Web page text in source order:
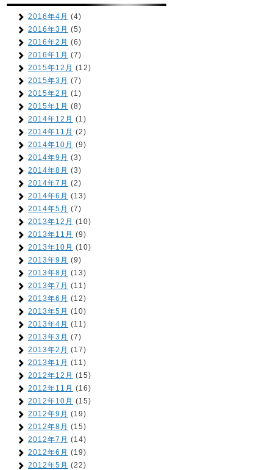
2016年4月 (4)
2016年3月 (5)
2016年2月 (6)
2016年1月 (7)
2015年12月 (12)
2015年3月 (7)
2015年2月 (1)
2015年1月 (8)
2014年12月 (1)
2014年11月 (2)
2014年10月 (9)
2014年9月 (3)
2014年8月 (3)
2014年7月 (2)
2014年6月 (13)
2014年5月 (7)
2013年12月 (10)
2013年11月 (9)
2013年10月 (10)
2013年9月 (9)
2013年8月 (13)
2013年7月 (11)
2013年6月 (12)
2013年5月 (10)
2013年4月 (11)
2013年3月 (7)
2013年2月 (17)
2013年1月 (11)
2012年12月 (15)
2012年11月 (16)
2012年10月 (15)
2012年9月 (19)
2012年8月 (15)
2012年7月 (14)
2012年6月 (19)
2012年5月 (22)